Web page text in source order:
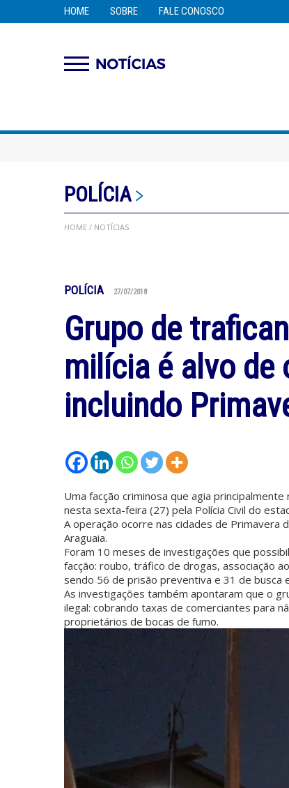
HOME SOBRE FALE CONOSCO
POLÍCIA
HOME / NOTÍCIAS
POLÍCIA 27/07/2018
Grupo de
milícia é alvo de
incluindo
Uma facção criminosa que agia
nesta sexta-feira (27) pela Polícia Civil do
A operação ocorre nas cidades de Primavera
Araguaia.
Foram 10 meses de investigações que
facção: roubo, tráfico de drogas, associação
sendo 56 de prisão preventiva e 31 de busca
As investigações também apontaram que o
ilegal: cobrando taxas de comerciantes para
proprietários de bocas de fumo.